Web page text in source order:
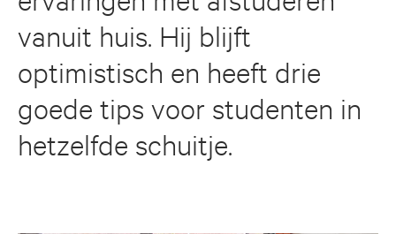
vanuit huis. Hij blijft
optimistisch en heeft drie
goede tips voor studenten in
hetzelfde schuitje.